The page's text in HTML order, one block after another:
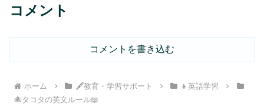
コメント
コメントを書き込む
ホーム 🖋教育・学習サポート
👧英語学習
🐙タコタの英文ルール📖